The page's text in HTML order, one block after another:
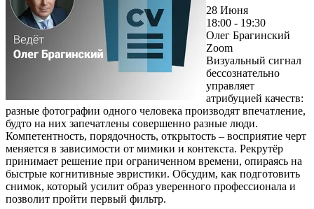
28 Июня
18:00 - 19:30
Олег Брагинский
Zoom
Визуальный сигнал
бессознательно
управляет
атрибуцией качеств:
разные фотографии одного человека производят впечатление,
будто на них запечатлены совершенно разные люди.
Компетентность, порядочность, открытость – восприятие черт
меняется в зависимости от мимики и контекста. Рекрутёр
принимает решение при ограниченном времени, опираясь на
быстрые когнитивные эвристики. Обсудим, как подготовить
снимок, который усилит образ уверенного профессионала и
позволит пройти первый фильтр.